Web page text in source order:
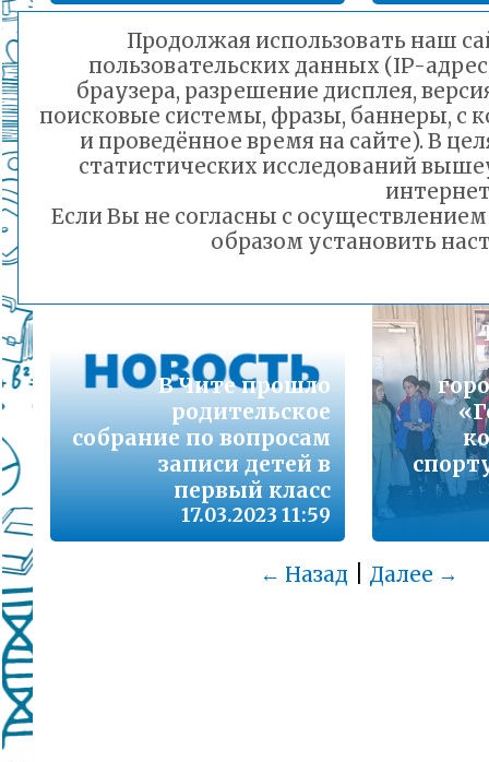
Порядок предоставления льготного
малоимущих семей
Подробнее...
Горячая линия по вопросам школьного
30-21
дошкольного образования и тел 32-41-13
Родительское
собрание: Какие есть
льготы для
класс?
17.03.2023 13:31
В Чите прошло
родительское
собрание по вопросам
записи детей в
первый класс
17.03.2023 11:59
← Назад| Далее →
Продолжая использовать наш
пользовательских данных (IP-
браузера, разрешение дисплея,
поисковые системы, фразы, баннеры, с
и проведённое время на сайте). В
статистических исследований
Если Вы не согласны с
образом установить